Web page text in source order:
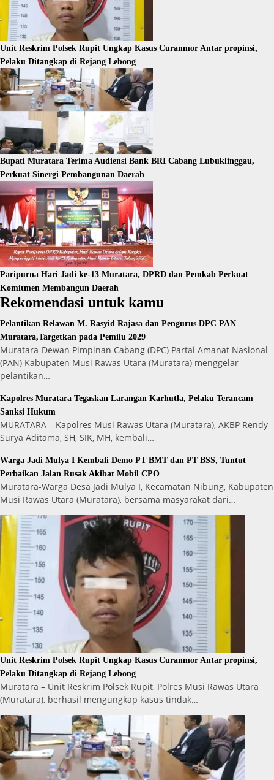
Unit Reskrim Polsek Rupit Ungkap Kasus Curanmor Antar propinsi,
Pelaku Ditangkap di Rejang Lebong
Bupati Muratara Terima Audiensi Bank BRI Cabang Lubuklinggau,
Perkuat Sinergi Pembangunan Daerah
Paripurna Hari Jadi ke-13 Muratara, DPRD dan Pemkab Perkuat
Komitmen Membangun Daerah
Rekomendasi untuk kamu
Pelantikan Relawan M. Rasyid Rajasa dan Pengurus DPC PAN
Muratara,Targetkan pada Pemilu 2029
Muratara-Dewan Pimpinan Cabang (DPC) Partai Amanat Nasional
(PAN) Kabupaten Musi Rawas Utara (Muratara) menggelar
pelantikan…
Kapolres Muratara Tegaskan Larangan Karhutla, Pelaku Terancam
Sanksi Hukum
MURATARA – Kapolres Musi Rawas Utara (Muratara), AKBP Rendy
Surya Aditama, SH, SIK, MH, kembali…
Warga Jadi Mulya I Kembali Demo PT BMT dan PT BSS, Tuntut
Perbaikan Jalan Rusak Akibat Mobil CPO
Muratara-Warga Desa Jadi Mulya I, Kecamatan Nibung, Kabupaten
Musi Rawas Utara (Muratara), bersama masyarakat dari…
Unit Reskrim Polsek Rupit Ungkap Kasus Curanmor Antar propinsi,
Pelaku Ditangkap di Rejang Lebong
Muratara – Unit Reskrim Polsek Rupit, Polres Musi Rawas Utara
(Muratara), berhasil mengungkap kasus tindak…